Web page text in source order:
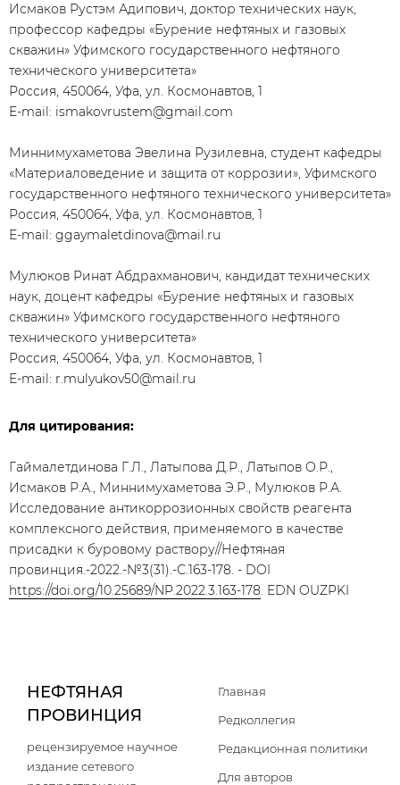
Исмаков Рустэм Адипович, доктор технических наук,
профессор кафедры «Бурение нефтяных и газовых
скважин» Уфимского государственного нефтяного
технического университета»
Россия, 450064, Уфа, ул. Космонавтов, 1
E-mail: ismakovrustem@gmail.com
Миннимухаметова Эвелина Рузилевна, студент кафедры
«Материаловедение и защита от коррозии», Уфимского
государственного нефтяного технического университета»
Россия, 450064, Уфа, ул. Космонавтов, 1
Е-mail: ggaymaletdinova@mail.ru
Мулюков Ринат Абдрахманович, кандидат технических
наук, доцент кафедры «Бурение нефтяных и газовых
скважин» Уфимского государственного нефтяного
технического университета»
Россия, 450064, Уфа, ул. Космонавтов, 1
E-mail: r.mulyukov50@mail.ru
Для цитирования:
Гаймалетдинова Г.Л., Латыпова Д.Р., Латыпов О.Р.,
Исмаков Р.А., Миннимухаметова Э.Р., Мулюков Р.А.
Исследование антикоррозионных свойств реагента
комплексного действия, применяемого в качестве
присадки к буровому раствору//Нефтяная
провинция.-2022.-№3(31).-С.163-178. - DOI
https://doi.org/10.25689/NP.2022.3.163-178. EDN OUZPKI
НЕФТЯНАЯ
ПРОВИНЦИЯ
рецензируемое научное
издание сетевого
Главная
Редколлегия
Редакционная политики
Для авторов